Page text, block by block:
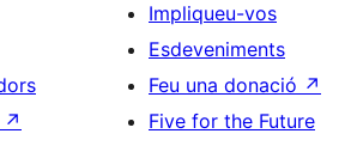
↗
Impliqueu-vos
Esdeveniments
Feu una donació ↗
Five for the Future